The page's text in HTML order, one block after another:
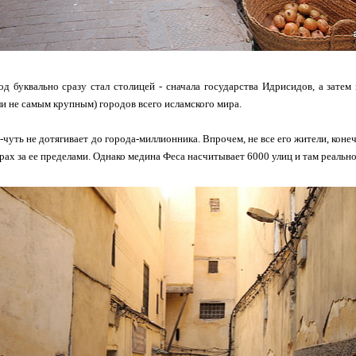
буквально сразу стал столицей - сначала государства Идрисидов, а
не самым крупным) городов всего исламского мира.
не дотягивает до города-миллионника. Впрочем, не все его жители,
за ее пределами. Однако медина Феса насчитывает 6000 улиц и там